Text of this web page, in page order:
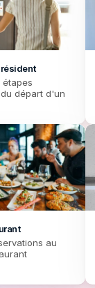
étapes
départ d'un
au